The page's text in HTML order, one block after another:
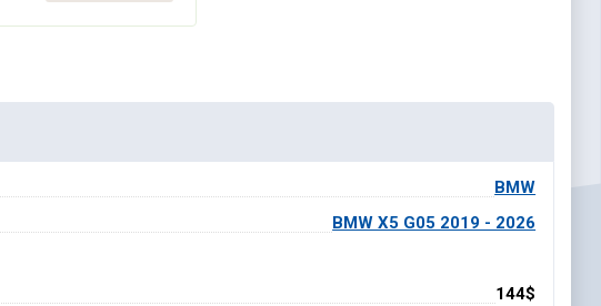
BMW
BMW X5 G05 2019 - 2026
144$